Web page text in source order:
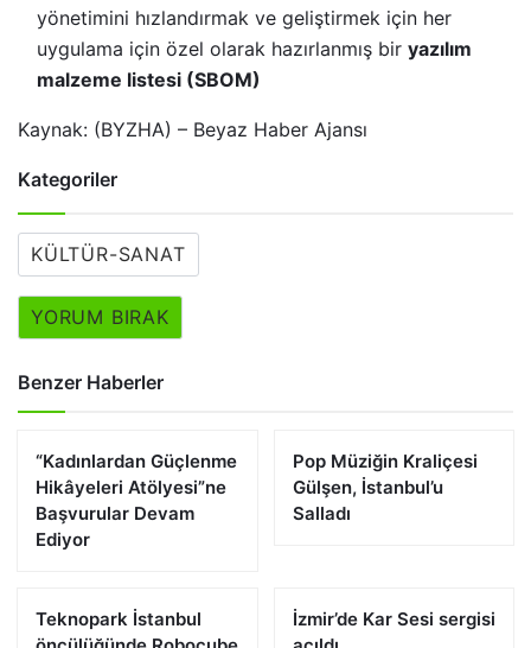
yönetimini hızlandırmak ve geliştirmek için her
uygulama için özel olarak hazırlanmış bir yazılım
malzeme listesi (SBOM)
Kaynak: (BYZHA) – Beyaz Haber Ajansı
Kategoriler
KÜLTÜR-SANAT
YORUM BIRAK
Benzer Haberler
“Kadınlardan Güçlenme
Hikâyeleri Atölyesi”ne
Başvurular Devam
Ediyor
Pop Müziğin Kraliçesi
Gülşen, İstanbul’u
Salladı
Teknopark İstanbul
İzmir’de Kar Sesi sergisi